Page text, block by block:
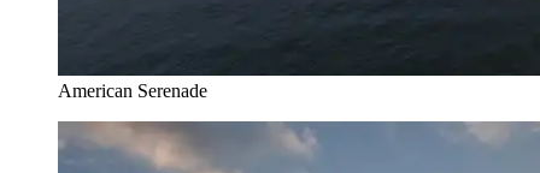
American Serenade